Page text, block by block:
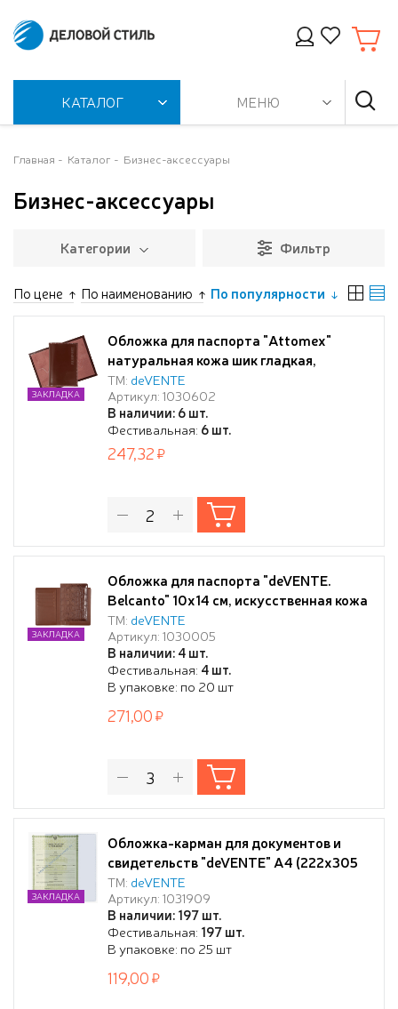
КАТАЛОГ МЕНЮ
Главная Каталог Бизнес-аксессуары
Бизнес-аксессуары
Категории Фильтр
По цене По наименованию По популярности
Обложка для паспорта "Attomex"
натуральная кожа шик гладкая,
прозрачные ПВХ клапаны с отделами
для визиток и сим карты, скругленные
уголки, бордовая
ТМ: deVENTE
Артикул: 1030602
В наличии: 6 шт.
Фестивальная: 6 шт.
ЗАКЛАДКА
247,32
Обложка для паспорта "deVENTE.
Belcanto" 10x14 см, искусственная кожа
фактурная, поролон, отстрочка, 5
отделений для визиток, в пластиковом
пакете с европодвесом, коричневая
ТМ: deVENTE
Артикул: 1030005
В наличии: 4 шт.
Фестивальная: 4 шт.
В упаковке: по 20 шт
ЗАКЛАДКА
271,00
Обложка-карман для документов и
свидетельств "deVENTE" A4 (222x305
мм), ПВХ 300 мкм, антибликовая
поверхность, без отверстий,
горизонтальный вход, прозрачная
ТМ: deVENTE
Артикул: 1031909
В наличии: 197 шт.
Фестивальная: 197 шт.
В упаковке: по 25 шт
ЗАКЛАДКА
119,00